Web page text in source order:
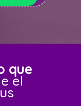
que
el